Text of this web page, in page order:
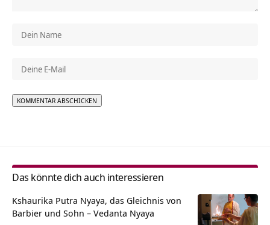
Das könnte dich auch interessieren
Kshaurika Putra Nyaya, das Gleichnis von
Barbier und Sohn – Vedanta Nyaya